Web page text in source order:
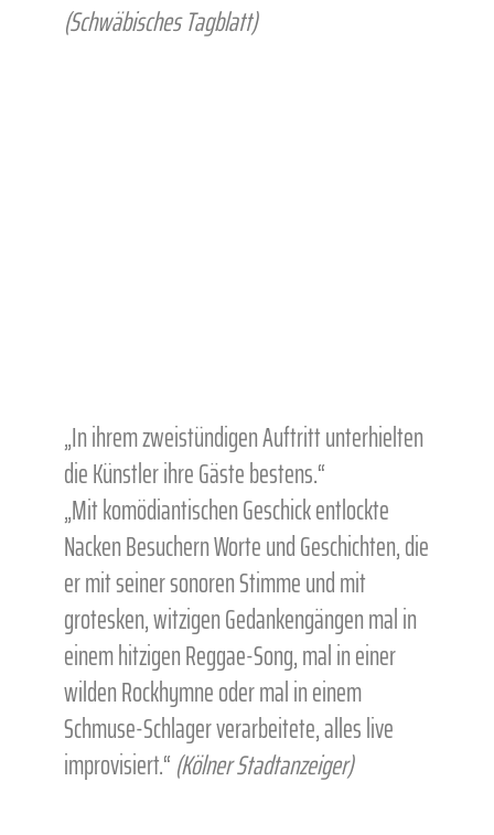
(Schwäbisches Tagblatt)
„In ihrem zweistündigen Auftritt unterhielten
die Künstler ihre Gäste bestens.“
„Mit komödiantischen Geschick entlockte
Nacken Besuchern Worte und Geschichten, die
er mit seiner sonoren Stimme und mit
grotesken, witzigen Gedankengängen mal in
einem hitzigen Reggae-Song, mal in einer
wilden Rockhymne oder mal in einem
Schmuse-Schlager verarbeitete, alles live
improvisiert.“(Kölner Stadtanzeiger)